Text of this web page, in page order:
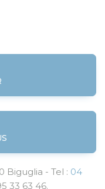
Biguglia - Tel : 04
33 63 46.